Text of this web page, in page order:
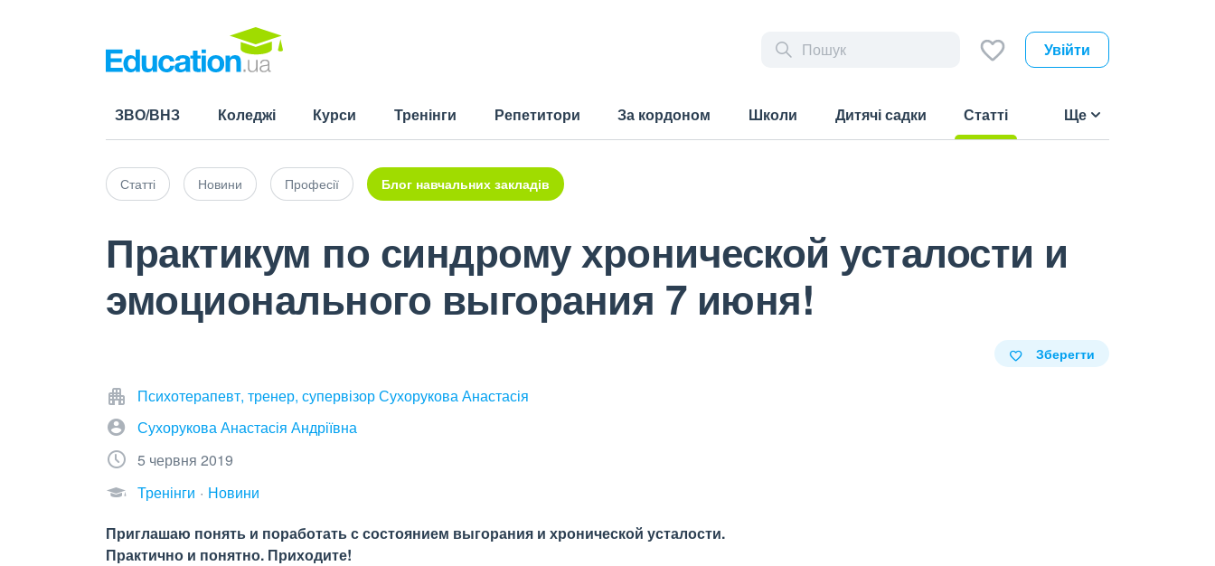
Увійти
ЗВО/ВНЗ Коледжі Курси Тренінги Репетитори За кордоном Школи Дитячі садки
Статті
Ще
Статті Новини Професії Блог навчальних закладів
Практикум по синдрому хронической усталости и
эмоционального выгорания 7 июня!
Зберегти
Психотерапевт, тренер, супервізор Сухорукова Анастасія
Сухорукова Анастасія Андріївна
5 червня 2019
Тренінги
Новини
Приглашаю понять и поработать с состоянием выгорания и хронической усталости.
Практично и понятно. Приходите!